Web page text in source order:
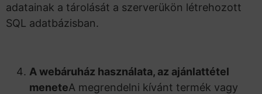
adatainak a tárolását a szerverükön létrehozott
SQL adatbázisban.
A webáruház használata, az ajánlattétel
meneteA megrendelni kívánt termék vagy